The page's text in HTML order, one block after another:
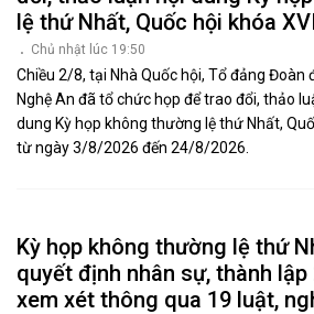
lệ thứ Nhất, Quốc hội khóa
Chủ nhật lúc 19:50
Chiều 2/8, tại Nhà Quốc hội, Tổ đảng Đoàn
Nghệ An đã tổ chức họp để trao đổi, thảo
dung Kỳ họp không thường lệ thứ Nhất,
từ ngày 3/8/2026 đến 24/8/2026.
Kỳ họp không thường lệ thứ
quyết định nhân sự, thành lập
xem xét thông qua 19 luật,